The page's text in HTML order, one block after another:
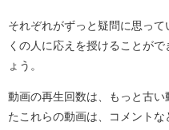
それぞれがずっと疑問に思っ
くの人に応えを授けることが
ょう。
動画の再生回数は、もっと古
たこれらの動画は、コメント